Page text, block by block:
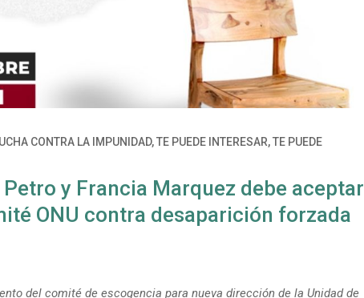
CONTRA LA IMPUNIDAD,TE PUEDE INTERESAR,TE PUEDE
y Francia Marquez debe aceptar
ONU contra desaparición forzada
del comité de escogencia para nueva dirección de la Unidad de